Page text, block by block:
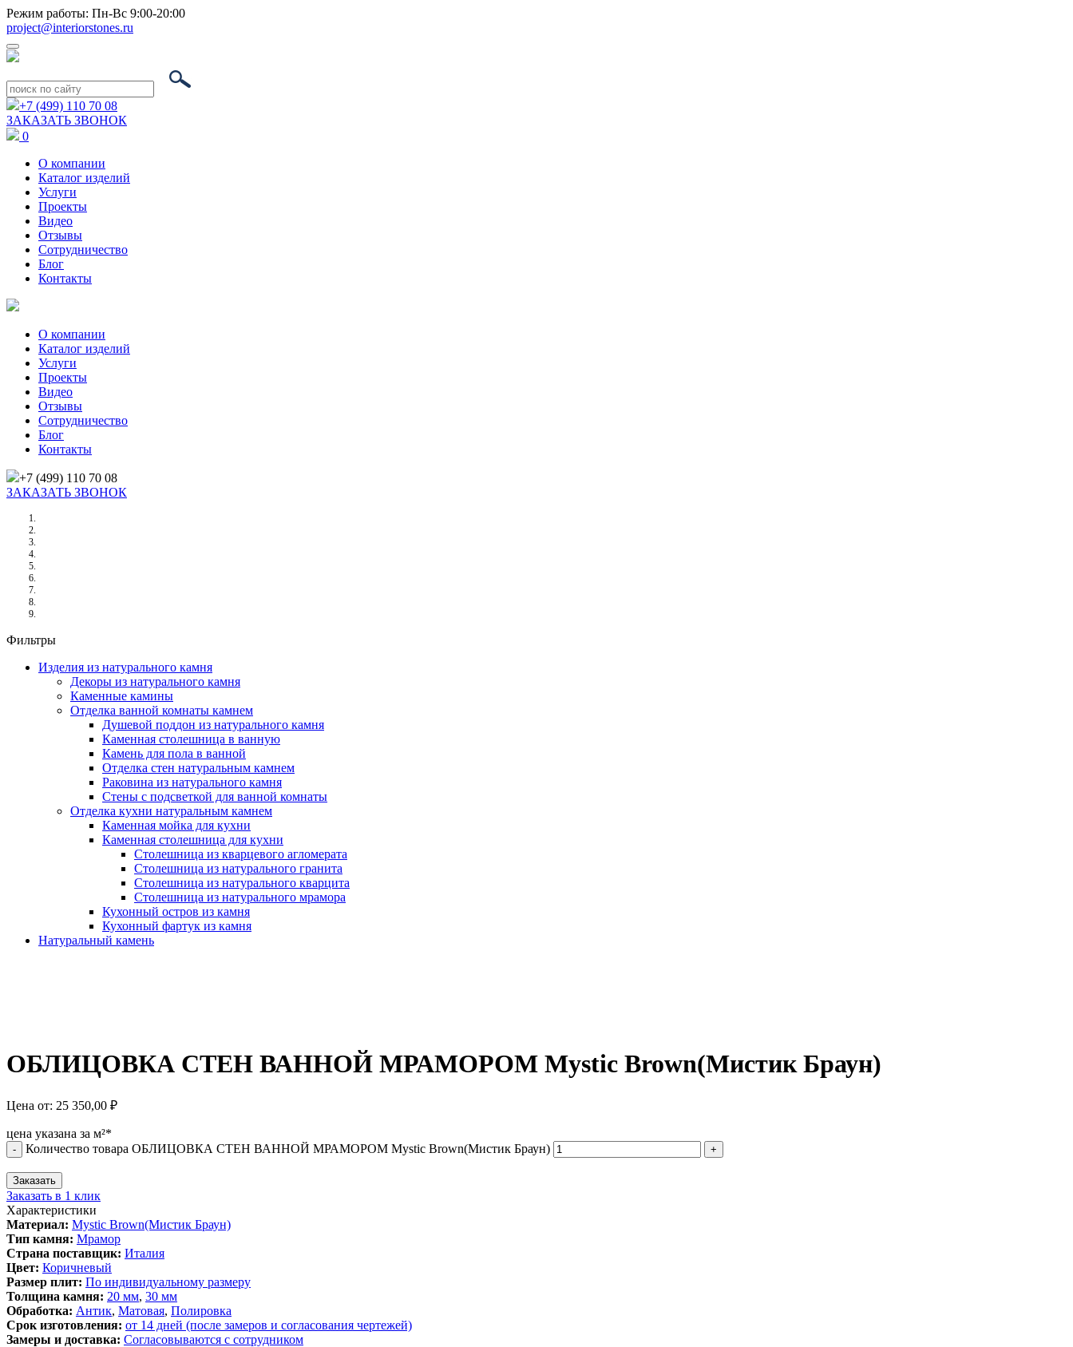
Режим работы: Пн-Вс 9:00-20:00
project@interiorstones.ru
+7 (499) 110 70 08
ЗАКАЗАТЬ ЗВОНОК
0
О компании
Каталог изделий
Услуги
Проекты
Видео
Отзывы
Сотрудничество
Блог
Контакты
О компании
Каталог изделий
Услуги
Проекты
Видео
Отзывы
Сотрудничество
Блог
Контакты
+7 (499) 110 70 08
ЗАКАЗАТЬ ЗВОНОК
Фильтры
Изделия из натурального камня
Декоры из натурального камня
Каменные камины
Отделка ванной комнаты камнем
Душевой поддон из натурального камня
Каменная столешница в ванную
Камень для пола в ванной
Отделка стен натуральным камнем
Раковина из натурального камня
Стены с подсветкой для ванной комнаты
Отделка кухни натуральным камнем
Каменная мойка для кухни
Каменная столешница для кухни
Столешница из кварцевого агломерата
Столешница из натурального гранита
Столешница из натурального кварцита
Столешница из натурального мрамора
Кухонный остров из камня
Кухонный фартук из камня
Натуральный камень
ОБЛИЦОВКА СТЕН ВАННОЙ МРАМОРОМ Mystic Brown(Мистик Браун)
Цена от: 25 350,00 ₽
цена указана за м²*
- Количество товара ОБЛИЦОВКА СТЕН ВАННОЙ МРАМОРОМ Mystic Brown(Мистик Браун) +
Заказать
Заказать в 1 клик
Характеристики
Материал: Mystic Brown(Мистик Браун)
Тип камня: Мрамор
Страна поставщик: Италия
Цвет: Коричневый
Размер плит: По индивидуальному размеру
Толщина камня: 20 мм, 30 мм
Обработка: Антик, Матовая, Полировка
Срок изготовления: от 14 дней (после замеров и согласования чертежей)
Замеры и доставка: Согласовываются с сотрудником